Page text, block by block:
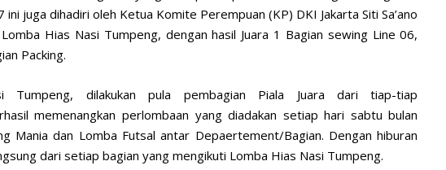
juga dihadiri oleh Ketua Komite Perempuan (KP) DKI Jakarta Siti Sa’ano
Hias Nasi Tumpeng, dengan hasil Juara 1 Bagian sewing Line 06,
Packing.
Tumpeng, dilakukan pula pembagian Piala Juara dari tiap-tiap
memenangkan perlombaan yang diadakan setiap hari sabtu bulan
Mania dan Lomba Futsal antar Depaertement/Bagian. Dengan hiburan
dari setiap bagian yang mengikuti Lomba Hias Nasi Tumpeng.